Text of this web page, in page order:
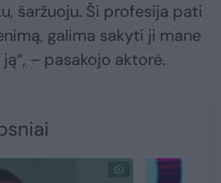
šaržuoju. Ši profesija pati
galima sakyti ji mane
– pasakojo aktorė.